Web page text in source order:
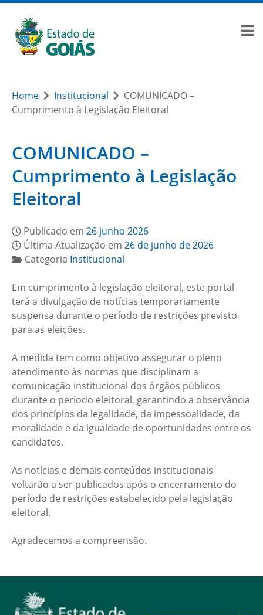
Home Institucional
COMUNICADO –
Cumprimento à Legislação Eleitoral
COMUNICADO –
Cumprimento à Legislação
Eleitoral
Publicado em 26 junho 2026
Última Atualização em 26 de junho de 2026
Categoria Institucional
Em cumprimento à legislação eleitoral, este portal
terá a divulgação de notícias temporariamente
suspensa durante o período de restrições previsto
para as eleições.
A medida tem como objetivo assegurar o pleno
atendimento às normas que disciplinam a
comunicação institucional dos órgãos públicos
durante o período eleitoral, garantindo a observância
dos princípios da legalidade, da impessoalidade, da
moralidade e da igualdade de oportunidades entre os
candidatos.
As notícias e demais conteúdos institucionais
voltarão a ser publicados após o encerramento do
período de restrições estabelecido pela legislação
eleitoral.
Agradecemos a compreensão.